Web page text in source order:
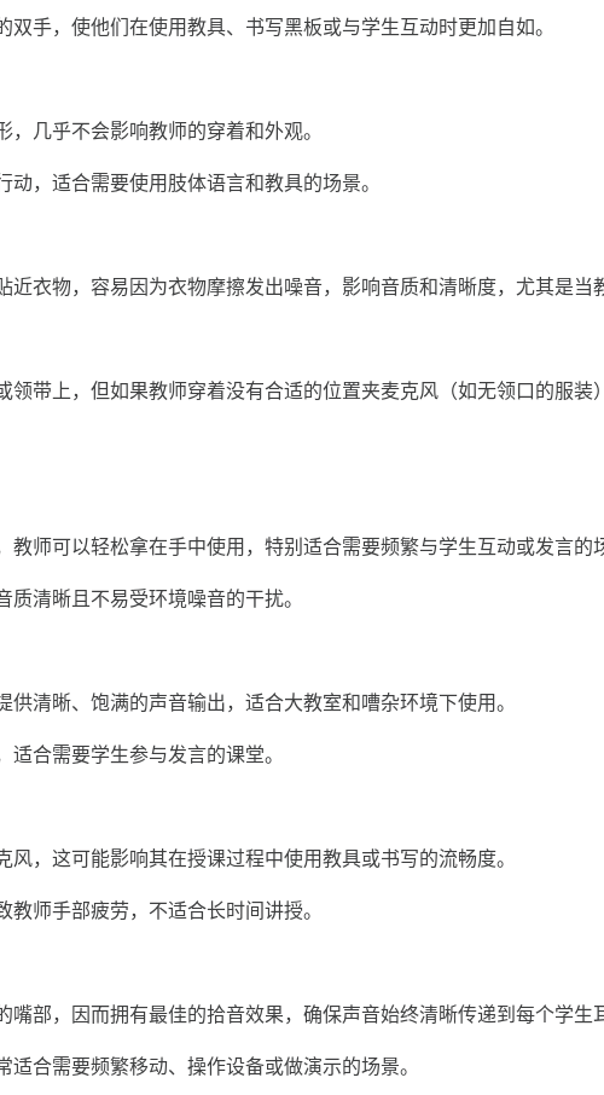
双手，使他们在使用教具、书写黑板或与学生互动时更加自如。
几乎不会影响教师的穿着和外观。
，适合需要使用肢体语言和教具的场景。
衣物，容易因为衣物摩擦发出噪音，影响音质和清晰度，尤其是当
带上，但如果教师穿着没有合适的位置夹麦克风（如无领口的服装
师可以轻松拿在手中使用，特别适合需要频繁与学生互动或发言的
清晰且不易受环境噪音的干扰。
晰、饱满的声音输出，适合大教室和嘈杂环境下使用。
合需要学生参与发言的课堂。
这可能影响其在授课过程中使用教具或书写的流畅度。
师手部疲劳，不适合长时间讲授。
部，因而拥有最佳的拾音效果，确保声音始终清晰传递到每个学生
合需要频繁移动、操作设备或做演示的场景。